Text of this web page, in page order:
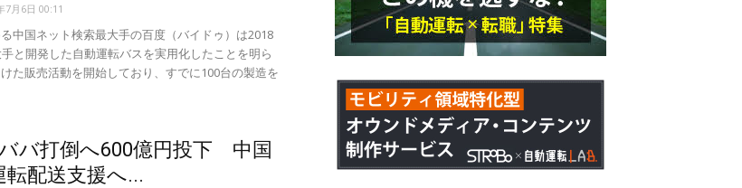
7月6日 00:11
中国ネット検索最大手の百度（バイドゥ）は2018
と開発した自動運転バスを実用化したことを明ら
た販売活動を開始しており、すでに100台の製造を
バ打倒へ600億円投下 中国
転配送支援へ...